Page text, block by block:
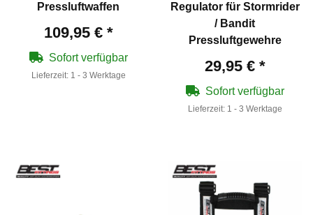
Pressluftwaffen
109,95 € *
Sofort verfügbar
Lieferzeit: 1 - 3 Werktage
Regulator für Stormrider
/ Bandit
Pressluftgewehre
29,95 € *
Sofort verfügbar
Lieferzeit: 1 - 3 Werktage